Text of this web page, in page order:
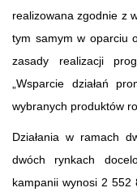
realizowana zgodnie z
tym samym w oparciu
zasady realizacji
„Wsparcie działań
wybranych produktów
Działania w ramach
dwóch rynkach
kampanii wynosi 2